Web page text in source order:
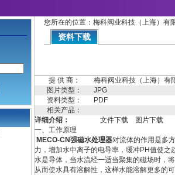
您所在的位置：梅科阀业科技（上海）有
资料下载
提 供 商：
梅科阀业科技（上海）有
图片类型：
JPG
资料类型：
PDF
相关产品：
详细介绍：
文件下载
图片下载
一、工作原理
MECO-CN强磁水处理器对流体的作用是多
力，增加水中离子的电导率，缓冲PH值使之
水是导体，当水流经一适当聚集的磁场时，
从而使水具有溶解性，这样水能溶解更多的